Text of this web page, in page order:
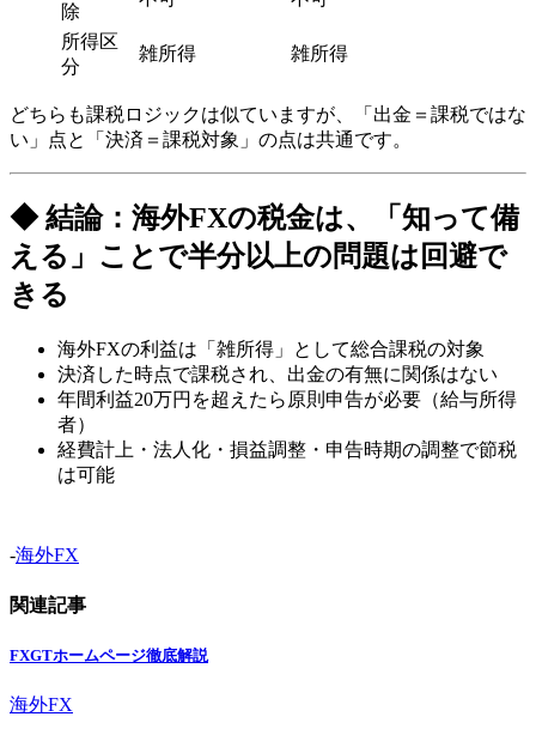
除
所得区
分
雑所得 雑所得
どちらも課税ロジックは似ていますが、「出金＝課税ではな
い」点と「決済＝課税対象」の点は共通です。
◆ 結論：海外FXの税金は、「知って備
える」ことで半分以上の問題は回避で
きる
海外FXの利益は「雑所得」として総合課税の対象
決済した時点で課税され、出金の有無に関係はない
年間利益20万円を超えたら原則申告が必要（給与所得
者）
経費計上・法人化・損益調整・申告時期の調整で節税
は可能
-海外FX
関連記事
FXGTホームページ徹底解説
海外FX